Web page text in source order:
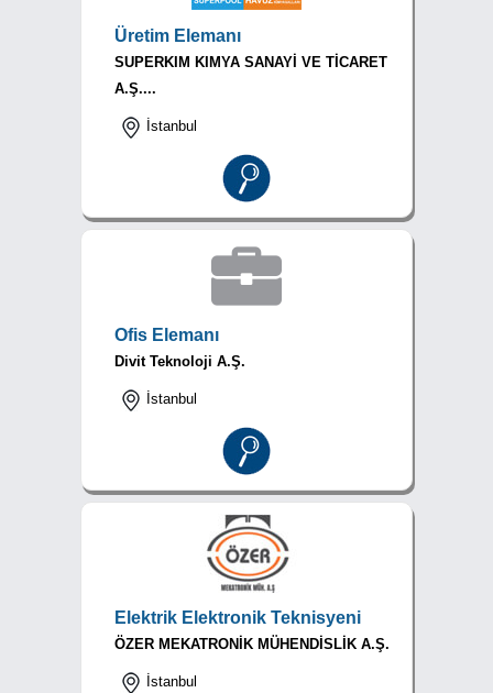
Üretim Elemanı
SUPERKIM KIMYA SANAYİ VE TİCARET
A.Ş....
İstanbul
Ofis Elemanı
Divit Teknoloji A.Ş.
İstanbul
Elektrik Elektronik Teknisyeni
ÖZER MEKATRONİK MÜHENDİSLİK A.Ş.
İstanbul